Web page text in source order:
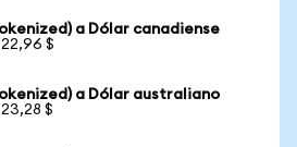
a Dólar canadiense
$
a Dólar australiano
$